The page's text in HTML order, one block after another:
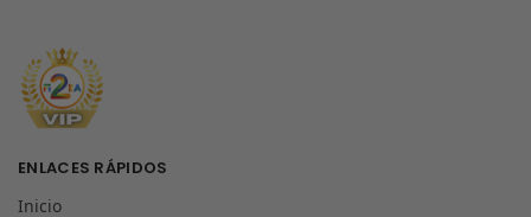
ENLACES RÁPIDOS
Inicio